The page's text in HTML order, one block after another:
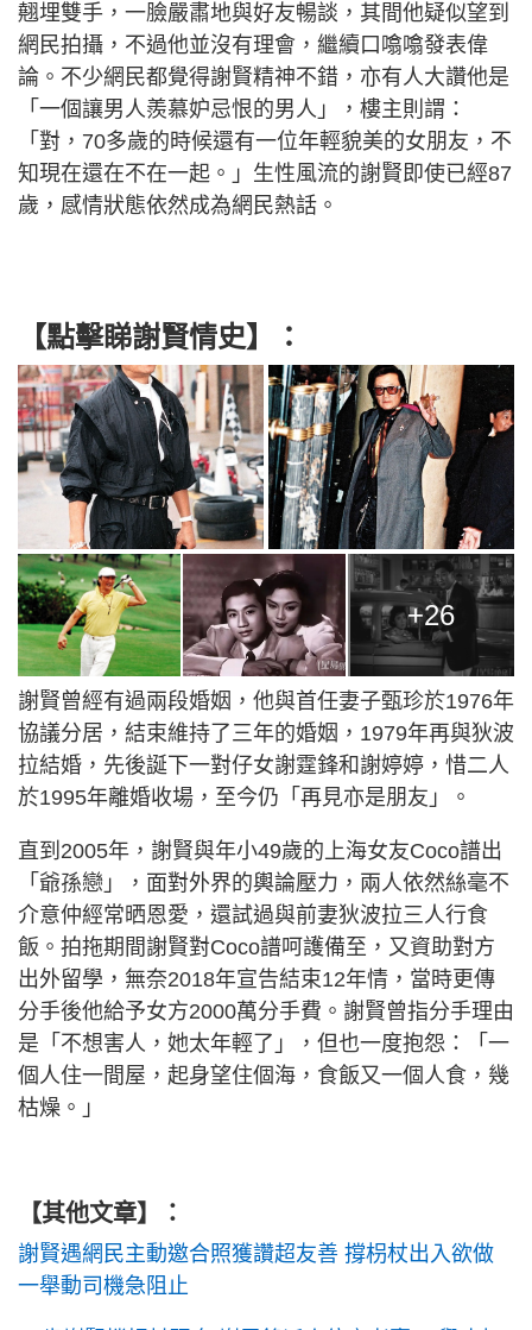
翹埋雙手，一臉嚴肅地與好友暢談，其間他疑似望到
網民拍攝，不過他並沒有理會，繼續口噏噏發表偉
論。不少網民都覺得謝賢精神不錯，亦有人大讚他是
「一個讓男人羨慕妒忌恨的男人」，樓主則謂：
「對，70多歲的時候還有一位年輕貌美的女朋友，不
知現在還在不在一起。」生性風流的謝賢即使已經87
歲，感情狀態依然成為網民熱話。
【點擊睇謝賢情史】：
+26
謝賢曾經有過兩段婚姻，他與首任妻子甄珍於1976年
協議分居，結束維持了三年的婚姻，1979年再與狄波
拉結婚，先後誕下一對仔女謝霆鋒和謝婷婷，惜二人
於1995年離婚收場，至今仍「再見亦是朋友」。
直到2005年，謝賢與年小49歲的上海女友Coco譜出
「爺孫戀」，面對外界的輿論壓力，兩人依然絲毫不
介意仲經常晒恩愛，還試過與前妻狄波拉三人行食
飯。拍拖期間謝賢對Coco譜呵護備至，又資助對方
出外留學，無奈2018年宣告結束12年情，當時更傳
分手後他給予女方2000萬分手費。謝賢曾指分手理由
是「不想害人，她太年輕了」，但也一度抱怨：「一
個人住一間屋，起身望住個海，食飯又一個人食，幾
枯燥。」
【其他文章】：
謝賢遇網民主動邀合照獲讚超友善 撐枴杖出入欲做
一舉動司機急阻止